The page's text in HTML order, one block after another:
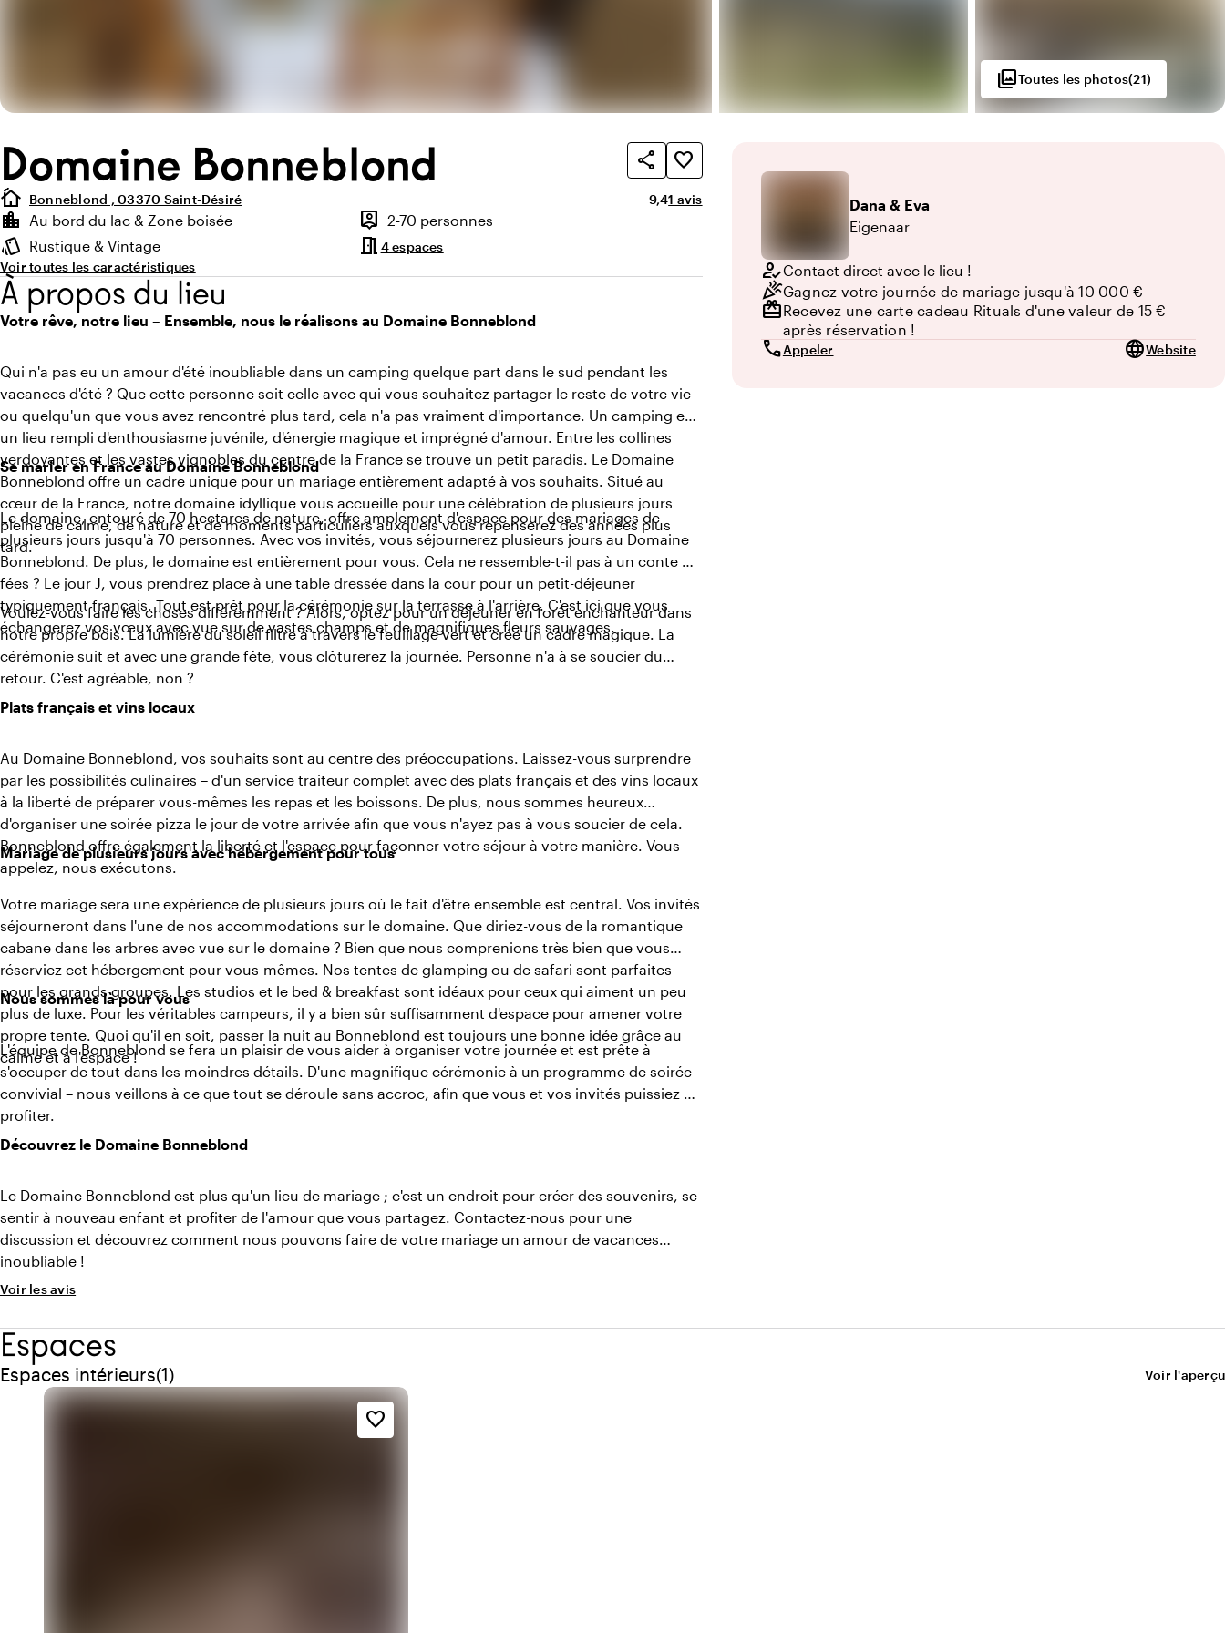
photo_libraryToutes les photos(21)
Domaine Bonneblond share
favorite_border
cottage Bonneblond , 03370 Saint-Désiré Note moyenne de 9,4 sur 10
9,4Nombre d'avis : 1
1 avis
Points forts
location_city
Environnement
Au bord du lac & Zone boisée person_pin
Capacité
2-70 personnes
style
Ambiance
Rustique & Vintage meeting_room 4 espaces
Voir toutes les caractéristiques
À propos du lieu
Votre rêve, notre lieu – Ensemble, nous le réalisons au Domaine Bonneblond
Qui n'a pas eu un amour d'été inoubliable dans un camping quelque part dans le sud pendant les
vacances d'été ? Que cette personne soit celle avec qui vous souhaitez partager le reste de votre vie
ou quelqu'un que vous avez rencontré plus tard, cela n'a pas vraiment d'importance. Un camping est
un lieu rempli d'enthousiasme juvénile, d'énergie magique et imprégné d'amour. Entre les collines
verdoyantes et les vastes vignobles du centre de la France se trouve un petit paradis. Le Domaine
Bonneblond offre un cadre unique pour un mariage entièrement adapté à vos souhaits. Situé au
cœur de la France, notre domaine idyllique vous accueille pour une célébration de plusieurs jours
pleine de calme, de nature et de moments particuliers auxquels vous repenserez des années plus
tard.
Se marier en France au Domaine Bonneblond
Le domaine, entouré de 70 hectares de nature, offre amplement d'espace pour des mariages de
plusieurs jours jusqu'à 70 personnes. Avec vos invités, vous séjournerez plusieurs jours au Domaine
Bonneblond. De plus, le domaine est entièrement pour vous. Cela ne ressemble-t-il pas à un conte de
fées ? Le jour J, vous prendrez place à une table dressée dans la cour pour un petit-déjeuner
typiquement français. Tout est prêt pour la cérémonie sur la terrasse à l'arrière. C'est ici que vous
échangerez vos vœux avec vue sur de vastes champs et de magnifiques fleurs sauvages.
Voulez-vous faire les choses différemment ? Alors, optez pour un déjeuner en forêt enchanteur dans
notre propre bois. La lumière du soleil filtre à travers le feuillage vert et crée un cadre magique. La
cérémonie suit et avec une grande fête, vous clôturerez la journée. Personne n'a à se soucier du
retour. C'est agréable, non ?
Plats français et vins locaux
Au Domaine Bonneblond, vos souhaits sont au centre des préoccupations. Laissez-vous surprendre
par les possibilités culinaires – d'un service traiteur complet avec des plats français et des vins locaux
à la liberté de préparer vous-mêmes les repas et les boissons. De plus, nous sommes heureux
d'organiser une soirée pizza le jour de votre arrivée afin que vous n'ayez pas à vous soucier de cela.
Bonneblond offre également la liberté et l'espace pour façonner votre séjour à votre manière. Vous
appelez, nous exécutons.
Mariage de plusieurs jours avec hébergement pour tous
Votre mariage sera une expérience de plusieurs jours où le fait d'être ensemble est central. Vos invités
séjourneront dans l'une de nos accommodations sur le domaine. Que diriez-vous de la romantique
cabane dans les arbres avec vue sur le domaine ? Bien que nous comprenions très bien que vous
réserviez cet hébergement pour vous-mêmes. Nos tentes de glamping ou de safari sont parfaites
pour les grands groupes. Les studios et le bed & breakfast sont idéaux pour ceux qui aiment un peu
plus de luxe. Pour les véritables campeurs, il y a bien sûr suffisamment d'espace pour amener votre
propre tente. Quoi qu'il en soit, passer la nuit au Bonneblond est toujours une bonne idée grâce au
calme et à l'espace !
Nous sommes là pour vous
L'équipe de Bonneblond se fera un plaisir de vous aider à organiser votre journée et est prête à
s'occuper de tout dans les moindres détails. D'une magnifique cérémonie à un programme de soirée
convivial – nous veillons à ce que tout se déroule sans accroc, afin que vous et vos invités puissiez en
profiter.
Découvrez le Domaine Bonneblond
Le Domaine Bonneblond est plus qu'un lieu de mariage ; c'est un endroit pour créer des souvenirs, se
sentir à nouveau enfant et profiter de l'amour que vous partagez. Contactez-nous pour une
discussion et découvrez comment nous pouvons faire de votre mariage un amour de vacances
inoubliable !
Voir les avis
Dana & Eva
Eigenaar
how_to_regContact direct avec le lieu !
celebrationGagnez votre journée de mariage jusqu'à 10 000 €
redeemRecevez une carte cadeau Rituals d'une valeur de 15 €
après réservation !
callAppeler languageWebsite
Espaces
Espaces intérieurs
Quantité de espaces intérieurs : 1
(1) Voir l'aperçu
favorite_border